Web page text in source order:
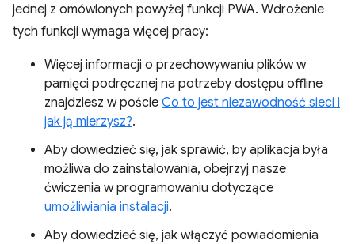
jednej z omówionych powyżej funkcji PWA. Wdrożenie
tych funkcji wymaga więcej pracy:
Więcej informacji o przechowywaniu plików w
pamięci podręcznej na potrzeby dostępu offline
znajdziesz w poście Co to jest niezawodność sieci i
jak ją mierzysz?.
Aby dowiedzieć się, jak sprawić, by aplikacja była
możliwa do zainstalowania, obejrzyj nasze
ćwiczenia w programowaniu dotyczące
umożliwiania instalacji.
Aby dowiedzieć się, jak włączyć powiadomienia